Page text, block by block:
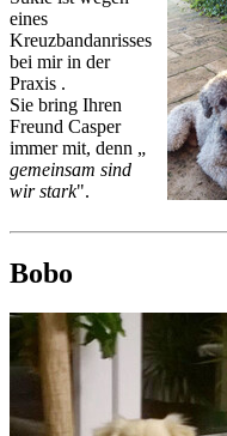
eines
Kreuzbandanrisses
bei mir in der
Praxis .
Sie bring Ihren
Freund Casper
immer mit, denn „
gemeinsam sind
wir stark".
Bobo